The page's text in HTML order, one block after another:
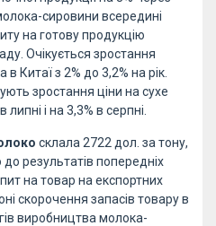
сировини всередині
на готову продукцію
Очікується зростання
Китаї з 2% до 3,2% на рік.
зростання ціни на сухе
і на 3,3% в серпні.
склала 2722 дол. за тону,
результатів попередніх
на товар на експортних
скорочення запасів товару в
виробництва молока-